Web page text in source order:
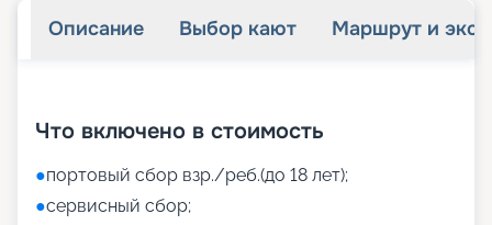
Описание Выбор кают Маршрут и
Что включено в стоимость
●портовый сбор взр./реб.(до 18 лет);
●сервисный сбор;